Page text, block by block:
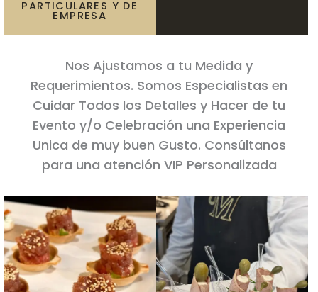
PARTICULARES Y DE
EMPRESA
Nos Ajustamos a tu Medida y
Requerimientos. Somos Especialistas en
Cuidar Todos los Detalles y Hacer de tu
Evento y/o Celebración una Experiencia
Unica de muy buen Gusto. Consúltanos
para una atención VIP Personalizada